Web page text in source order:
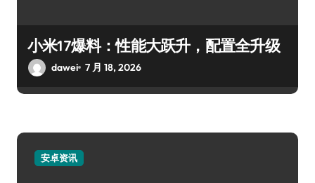
小米17爆料：性能大跃升，配置全升级
dawei 7 月 18, 2026
安卓资讯